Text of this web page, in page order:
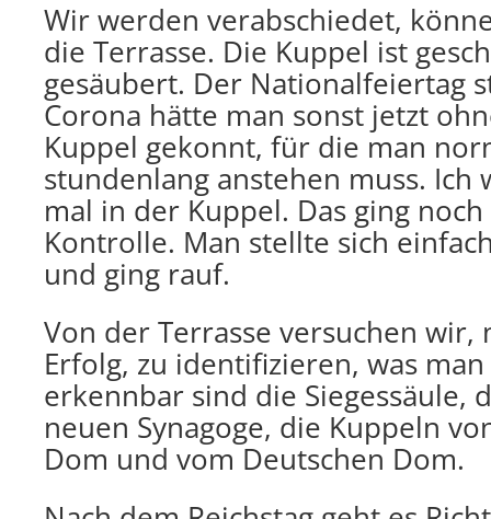
Wir werden verabschiedet,
die Terrasse. Die Kuppel ist
gesäubert. Der Nationalfeiertag
Corona hätte man sonst jetzt
Kuppel gekonnt, für die man
stundenlang anstehen muss. Ich
mal in der Kuppel. Das ging
Kontrolle. Man stellte sich
und ging rauf.
Von der Terrasse versuchen
Erfolg, zu identifizieren, was
erkennbar sind die Siegessäule,
neuen Synagoge, die Kuppeln
Dom und vom Deutschen Dom.